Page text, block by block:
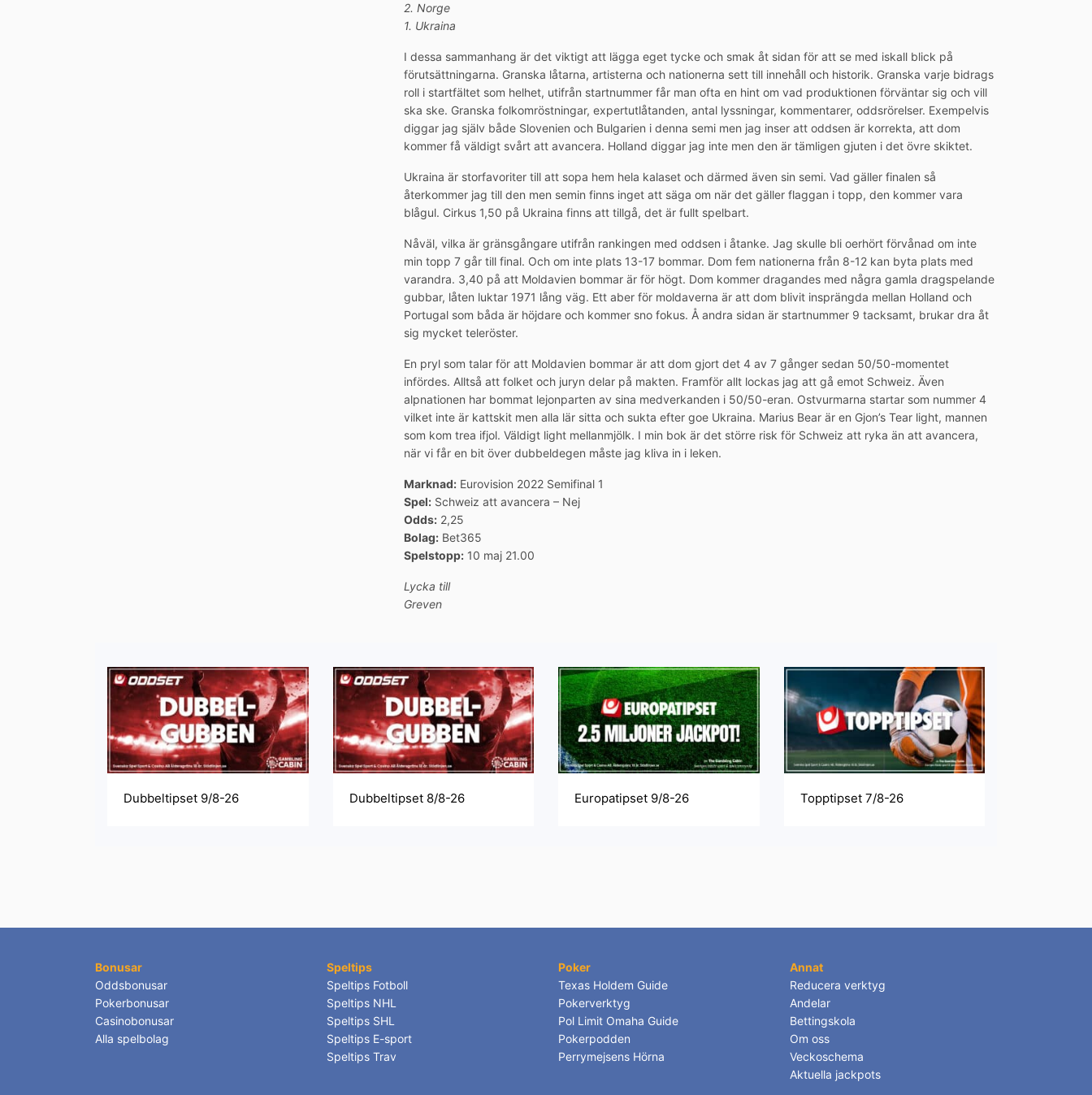
2. Norge
1. Ukraina
I dessa sammanhang är det viktigt att lägga eget tycke och smak åt sidan för att se med iskall blick på
förutsättningarna. Granska låtarna, artisterna och nationerna sett till innehåll och historik. Granska varje bidrags
roll i startfältet som helhet, utifrån startnummer får man ofta en hint om vad produktionen förväntar sig och vill
ska ske. Granska folkomröstningar, expertutlåtanden, antal lyssningar, kommentarer, oddsrörelser. Exempelvis
diggar jag själv både Slovenien och Bulgarien i denna semi men jag inser att oddsen är korrekta, att dom
kommer få väldigt svårt att avancera. Holland diggar jag inte men den är tämligen gjuten i det övre skiktet.
Ukraina är storfavoriter till att sopa hem hela kalaset och därmed även sin semi. Vad gäller finalen så
återkommer jag till den men semin finns inget att säga om när det gäller flaggan i topp, den kommer vara
blågul. Cirkus 1,50 på Ukraina finns att tillgå, det är fullt spelbart.
Nåväl, vilka är gränsgångare utifrån rankingen med oddsen i åtanke. Jag skulle bli oerhört förvånad om inte
min topp 7 går till final. Och om inte plats 13-17 bommar. Dom fem nationerna från 8-12 kan byta plats med
varandra. 3,40 på att Moldavien bommar är för högt. Dom kommer dragandes med några gamla dragspelande
gubbar, låten luktar 1971 lång väg. Ett aber för moldaverna är att dom blivit insprängda mellan Holland och
Portugal som båda är höjdare och kommer sno fokus. Å andra sidan är startnummer 9 tacksamt, brukar dra åt
sig mycket teleröster.
En pryl som talar för att Moldavien bommar är att dom gjort det 4 av 7 gånger sedan 50/50-momentet
infördes. Alltså att folket och juryn delar på makten. Framför allt lockas jag att gå emot Schweiz. Även
alpnationen har bommat lejonparten av sina medverkanden i 50/50-eran. Ostvurmarna startar som nummer 4
vilket inte är kattskit men alla lär sitta och sukta efter goe Ukraina. Marius Bear är en Gjon’s Tear light, mannen
som kom trea ifjol. Väldigt light mellanmjölk. I min bok är det större risk för Schweiz att ryka än att avancera,
när vi får en bit över dubbeldegen måste jag kliva in i leken.
Marknad: Eurovision 2022 Semifinal 1
Spel: Schweiz att avancera – Nej
Odds: 2,25
Bolag: Bet365
Spelstopp: 10 maj 21.00
Lycka till
Greven
Dubbeltipset 9/8-26 Dubbeltipset 8/8-26 Europatipset 9/8-26 Topptipset 7/8-26
Bonusar
Oddsbonusar
Pokerbonusar
Casinobonusar
Alla spelbolag
Speltips
Speltips Fotboll
Speltips NHL
Speltips SHL
Speltips E-sport
Speltips Trav
Poker
Texas Holdem Guide
Pokerverktyg
Pol Limit Omaha Guide
Pokerpodden
Perrymejsens Hörna
Annat
Reducera verktyg
Andelar
Bettingskola
Om oss
Veckoschema
Aktuella jackpots